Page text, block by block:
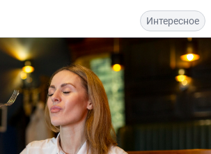
Интересное